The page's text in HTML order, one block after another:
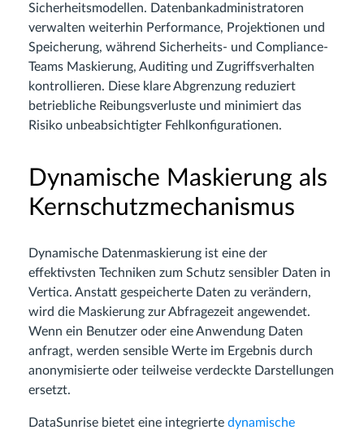
Sicherheitsmodellen. Datenbankadministratoren
verwalten weiterhin Performance, Projektionen und
Speicherung, während Sicherheits- und Compliance-
Teams Maskierung, Auditing und Zugriffsverhalten
kontrollieren. Diese klare Abgrenzung reduziert
betriebliche Reibungsverluste und minimiert das
Risiko unbeabsichtigter Fehlkonfigurationen.
Dynamische Maskierung als
Kernschutzmechanismus
Dynamische Datenmaskierung ist eine der
effektivsten Techniken zum Schutz sensibler Daten in
Vertica. Anstatt gespeicherte Daten zu verändern,
wird die Maskierung zur Abfragezeit angewendet.
Wenn ein Benutzer oder eine Anwendung Daten
anfragt, werden sensible Werte im Ergebnis durch
anonymisierte oder teilweise verdeckte Darstellungen
ersetzt.
DataSunrise bietet eine integrierte dynamische